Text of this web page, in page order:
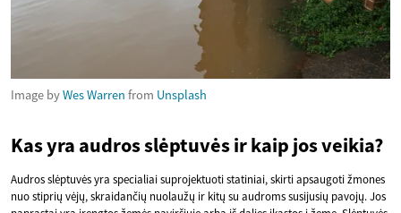
Image byWes Warren from Unsplash
Kas yra audros slėptuvės ir kaip jos veikia?
Audros slėptuvės yra specialiai suprojektuoti statiniai, skirti apsaugoti žmones
nuo stiprių vėjų, skraidančių nuolaužų ir kitų su audroms susijusių pavojų. Jos